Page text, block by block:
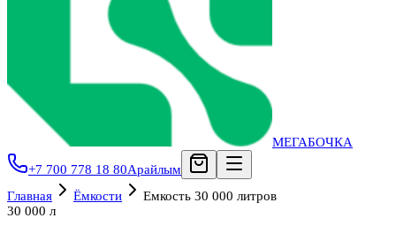
МЕГАБОЧКА
+7 700 778 18 80Арайлым
Главная
Ёмкости
Емкость 30 000 литров
30 000 л